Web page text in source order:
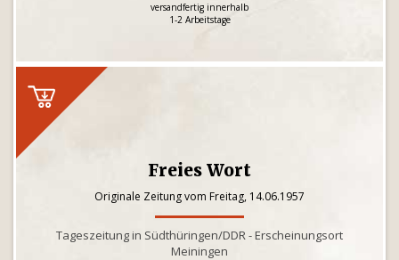
versandfertig innerhalb
1-2 Arbeitstage
Freies Wort
Originale Zeitung vom Freitag, 14.06.1957
Tageszeitung in Südthüringen/DDR - Erscheinungsort
Meiningen